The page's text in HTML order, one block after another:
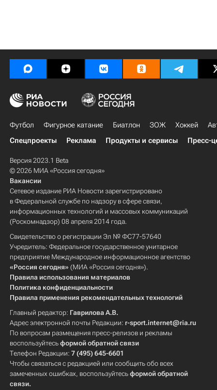
Футбол Фигурное катание Биатлон ЗОЖ Хоккей
Спецпроекты
Реклама Продукты и сервисы Пресс-
Версия 2023.1 Beta
© 2026 МИА «Россия сегодня»
Вакансии
Сетевое издание РИА Новости зарегистрировано
в Федеральной службе по надзору в сфере связи,
информационных технологий и массовых коммуникаций
(Роскомнадзор) 08 апреля 2014 года.
Свидетельство о регистрации Эл № ФС77-57640
Учредитель: Федеральное государственное унитарное
предприятие Международное информационное агентство
«Россия сегодня» (МИА «Россия сегодня»).
Правила использования материалов
Политика конфиденциальности
Правила применения рекомендательных технологий
Главный редактор: Гаврилова А.В.
Адрес электронной почты Редакции: r-sport.internet@ria.ru
По вопросам размещения пресс-релизов и рекламы
воспользуйтесьформой обратной связи
Телефон Редакции: 7 (495) 645-6601
Чтобы связаться с редакцией или сообщить обо всех
замеченных ошибках, воспользуйтесьформой обратной
связи.